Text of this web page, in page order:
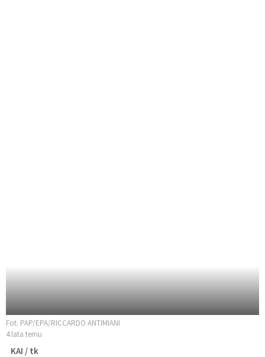
Fot. PAP/EPA/RICCARDO ANTIMIANI
4 lata temu
KAI / tk